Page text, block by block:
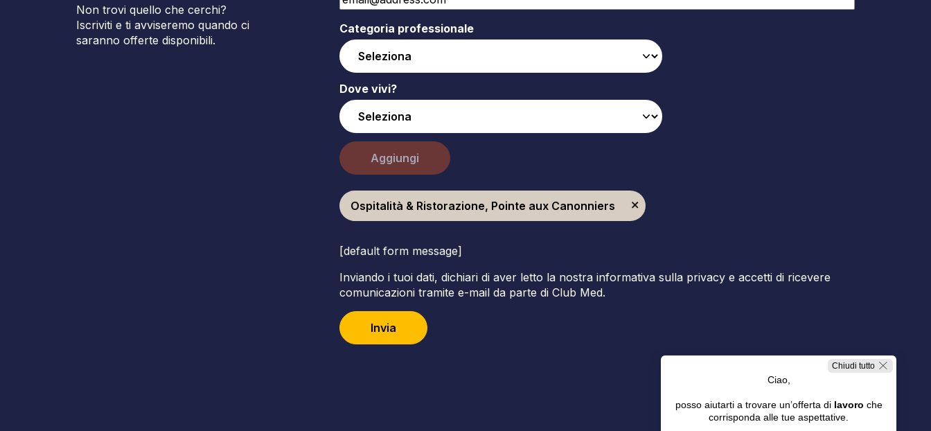
Non trovi quello che cerchi?
Iscriviti e ti avviseremo quando ci
saranno offerte disponibili.
Categoria professionale
Dove vivi?
Aggiungi
Ospitalità & Ristorazione, Pointe aux Canonniers
[default form message]
Inviando i tuoi dati, dichiari di aver letto la nostra informativa sulla privacy e accetti di ricevere
comunicazioni tramite e-mail da parte di Club Med.
Invia
Chiudi tutto
Ciao,
posso aiutarti a trovare un’offerta di lavoro che
corrisponda alle tue aspettative.